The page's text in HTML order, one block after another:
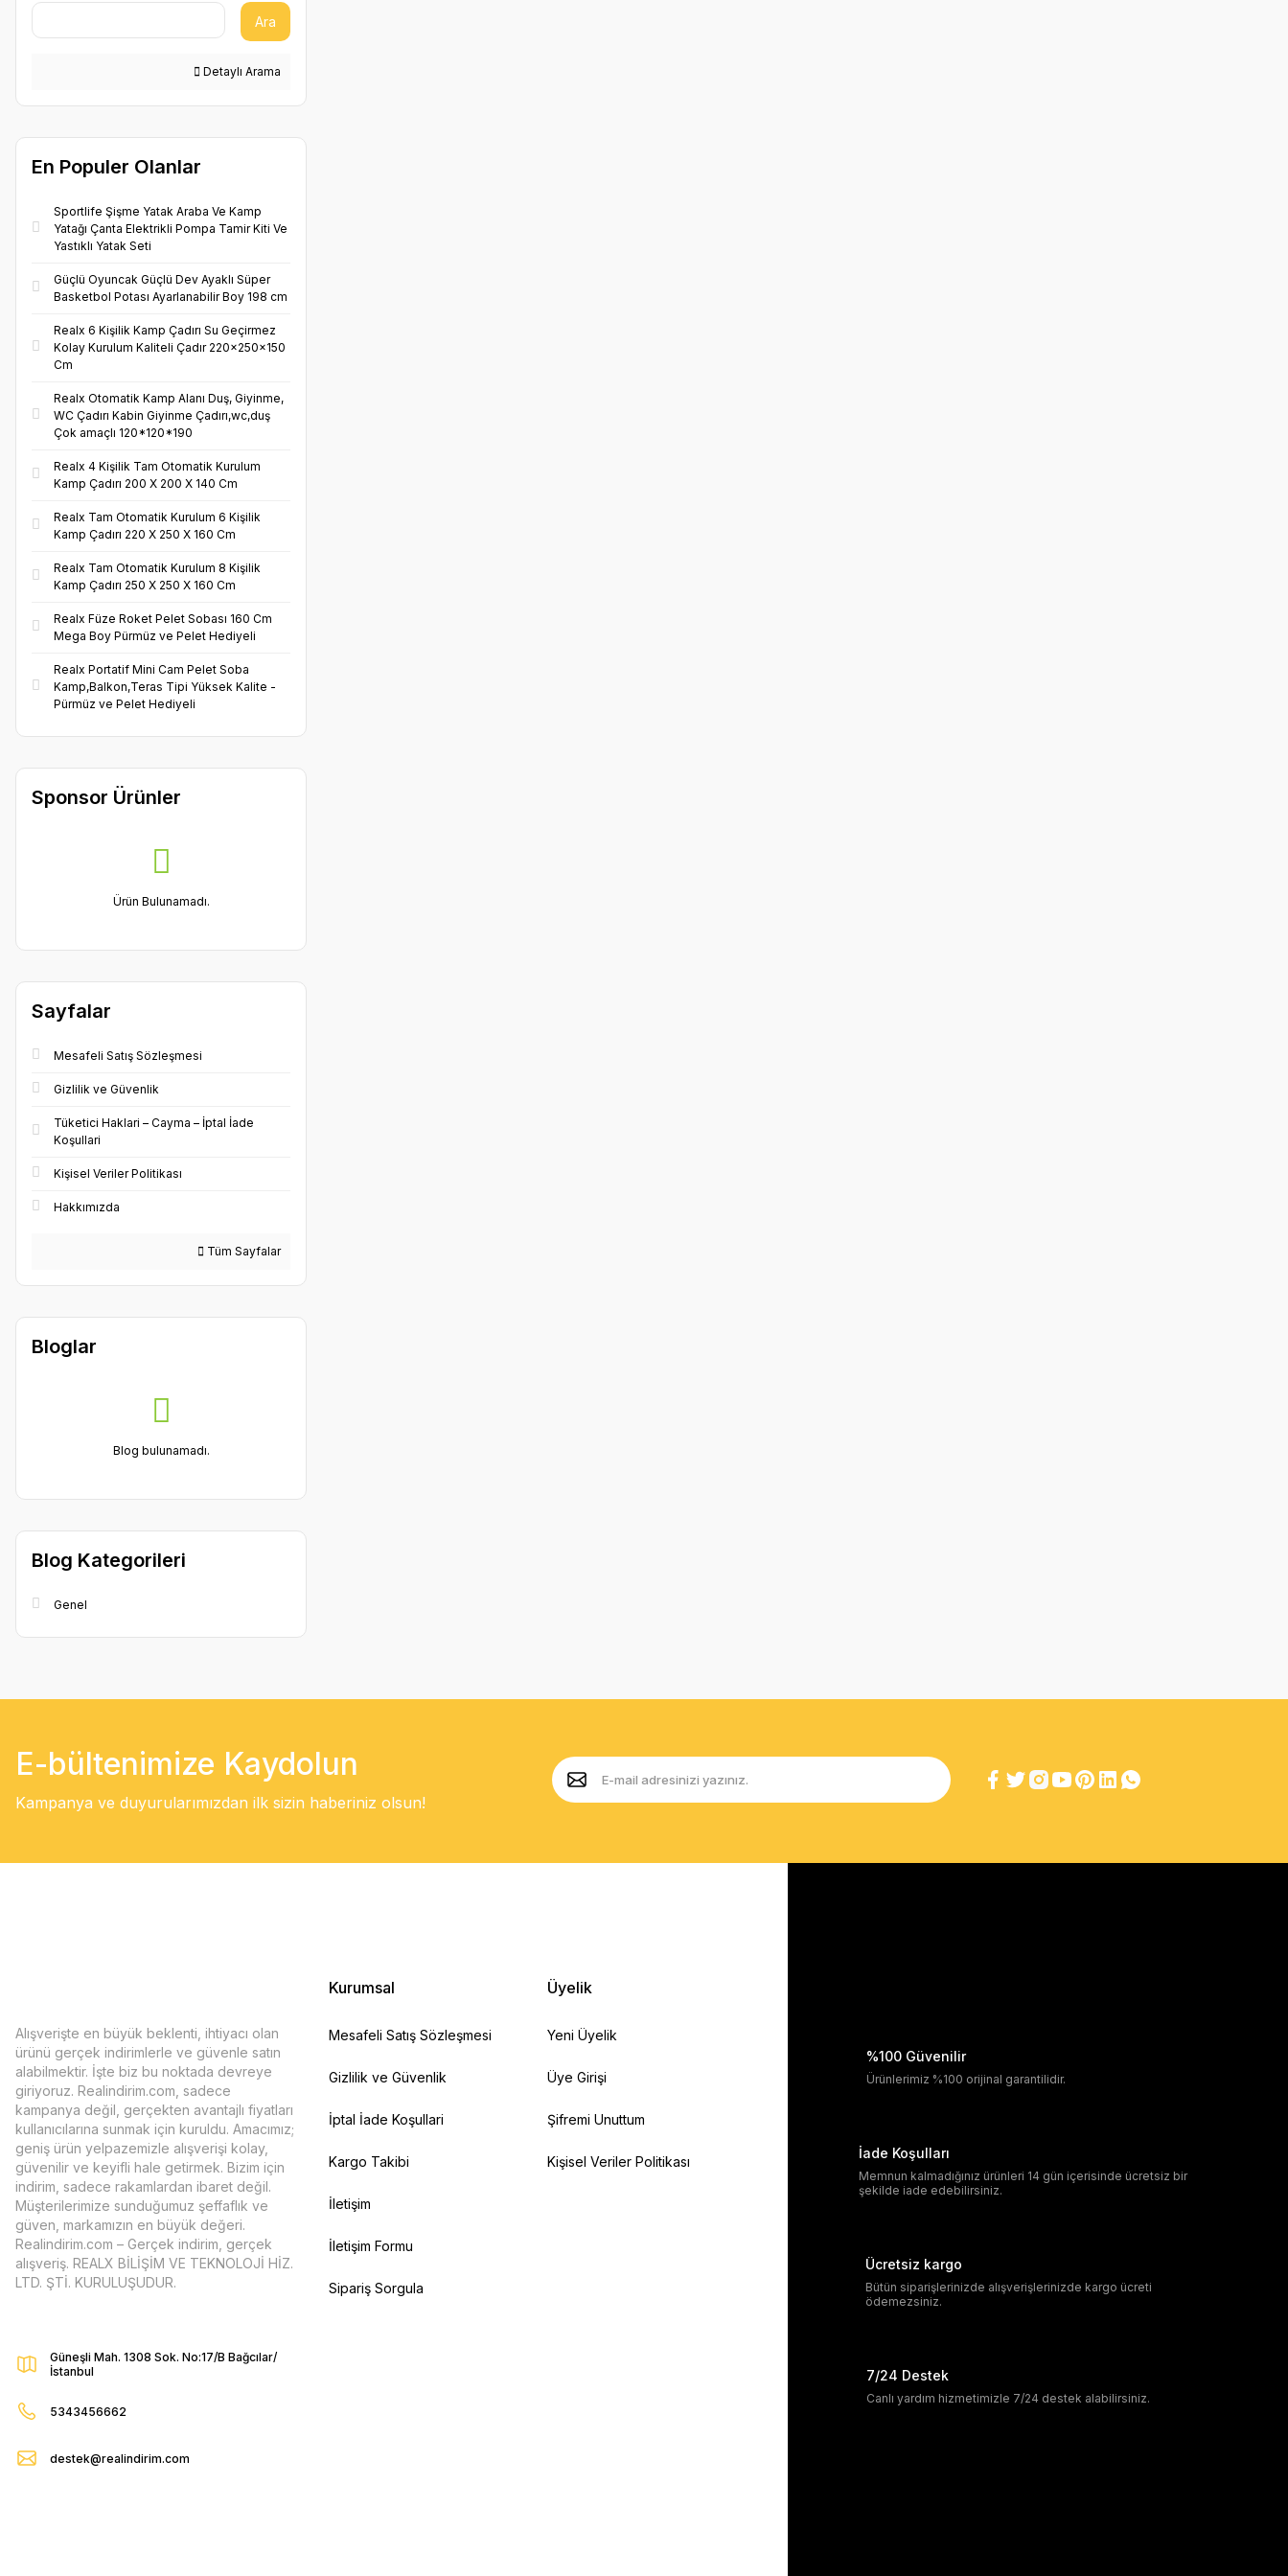
Ara
Detaylı Arama
En Populer Olanlar
Sportlife Şişme Yatak Araba Ve Kamp
Yatağı Çanta Elektrikli Pompa Tamir Kiti Ve
Yastıklı Yatak Seti
Güçlü Oyuncak Güçlü Dev Ayaklı Süper
Basketbol Potası Ayarlanabilir Boy 198 cm
Realx 6 Kişilik Kamp Çadırı Su Geçirmez
Kolay Kurulum Kaliteli Çadır 220x250x150
Cm
Realx Otomatik Kamp Alanı Duş, Giyinme,
WC Çadırı Kabin Giyinme Çadırı,wc,duş
Çok amaçlı 120*120*190
Realx 4 Kişilik Tam Otomatik Kurulum
Kamp Çadırı 200 X 200 X 140 Cm
Realx Tam Otomatik Kurulum 6 Kişilik
Kamp Çadırı 220 X 250 X 160 Cm
Realx Tam Otomatik Kurulum 8 Kişilik
Kamp Çadırı 250 X 250 X 160 Cm
Realx Füze Roket Pelet Sobası 160 Cm
Mega Boy Pürmüz ve Pelet Hediyeli
Realx Portatif Mini Cam Pelet Soba
Kamp,Balkon,Teras Tipi Yüksek Kalite -
Pürmüz ve Pelet Hediyeli
Sponsor Ürünler
Ürün Bulunamadı.
Sayfalar
Mesafeli Satış Sözleşmesi
Gizlilik ve Güvenlik
Tüketici Haklari – Cayma – İptal İade
Koşullari
Kişisel Veriler Politikası
Hakkımızda
Tüm Sayfalar
Bloglar
Blog bulunamadı.
Blog Kategorileri
Genel
E-bültenimize Kaydolun
Kampanya ve duyurularımızdan ilk sizin haberiniz olsun!
Alışverişte en büyük beklenti, ihtiyacı olan
ürünü gerçek indirimlerle ve güvenle satın
alabilmektir. İşte biz bu noktada devreye
giriyoruz. Realindirim.com, sadece
kampanya değil, gerçekten avantajlı fiyatları
kullanıcılarına sunmak için kuruldu. Amacımız;
geniş ürün yelpazemizle alışverişi kolay,
güvenilir ve keyifli hale getirmek. Bizim için
indirim, sadece rakamlardan ibaret değil.
Müşterilerimize sunduğumuz şeffaflık ve
güven, markamızın en büyük değeri.
Realindirim.com – Gerçek indirim, gerçek
alışveriş. REALX BİLİŞİM VE TEKNOLOJİ HİZ.
LTD. ŞTİ. KURULUŞUDUR.
Güneşli Mah. 1308 Sok. No:17/B Bağcılar/
İstanbul
5343456662
destek@realindirim.com
Kurumsal
Mesafeli Satış Sözleşmesi
Gizlilik ve Güvenlik
İptal İade Koşullari
Kargo Takibi
İletişim
İletişim Formu
Sipariş Sorgula
Üyelik
Yeni Üyelik
Üye Girişi
Şifremi Unuttum
Kişisel Veriler Politikası
%100 Güvenilir
Ürünlerimiz %100 orijinal garantilidir.
İade Koşulları
Memnun kalmadığınız ürünleri 14 gün içerisinde ücretsiz bir
şekilde iade edebilirsiniz.
Ücretsiz kargo
Bütün siparişlerinizde alışverişlerinizde kargo ücreti
ödemezsiniz.
7/24 Destek
Canlı yardım hizmetimizle 7/24 destek alabilirsiniz.